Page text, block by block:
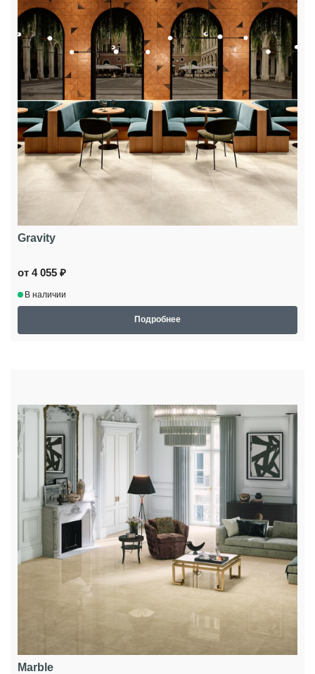
Gravity
от 4 055 ₽
В наличии
Подробнее
Marble